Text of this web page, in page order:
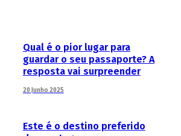
Qual é o pior lugar para
guardar o seu passaporte? A
resposta vai surpreender
20 Junho 2025
Este é o destino preferido